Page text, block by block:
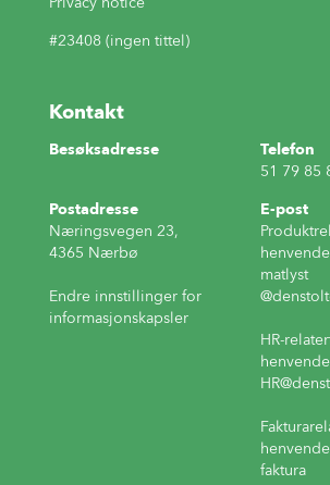
#23408 (ingen tittel)
Kontakt
Besøksadresse
Telefon
51 79 85
Postadresse
Næringsvegen 23,
4365 Nærbø
Endre innstillinger for
informasjonskapsler
E-post
matlyst
HR-
HR
faktura